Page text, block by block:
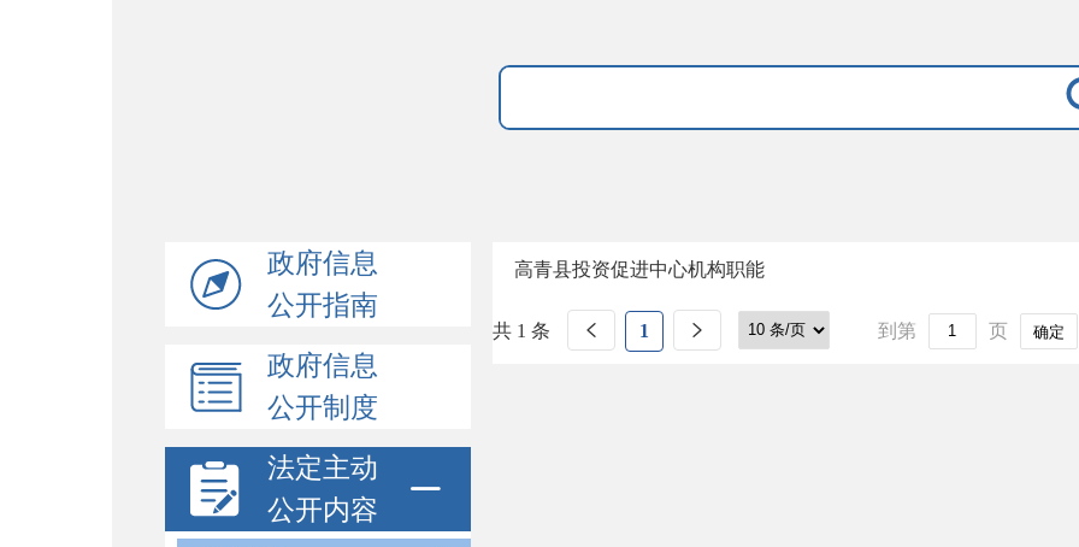
政府信息
公开指南
政府信息
公开制度
法定主动
公开内容
高青县投资促进中心机构职能
共 1 条 1 到第 页 确定